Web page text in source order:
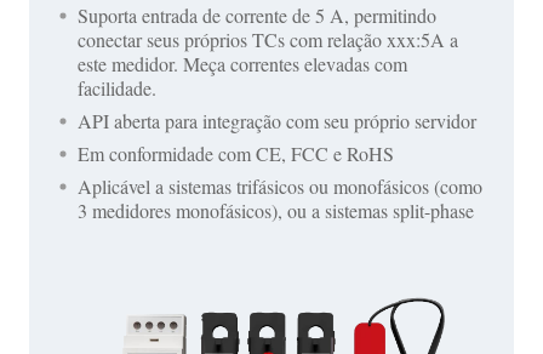
Suporta entrada de corrente de 5 A, permitindo
conectar seus próprios TCs com relação xxx:5A a
este medidor. Meça correntes elevadas com
facilidade.
API aberta para integração com seu próprio servidor
Em conformidade com CE, FCC e RoHS
Aplicável a sistemas trifásicos ou monofásicos (como
3 medidores monofásicos), ou a sistemas split-phase